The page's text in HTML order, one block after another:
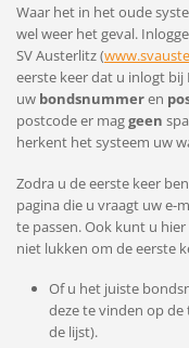
Waar het in het oude
wel weer het geval.
SV Austerlitz (
eerste keer dat u inlogt
uw bondsnummeren
postcode er maggeen
herkent het systeem uw
Zodra u de eerste keer
pagina die u vraagt uw e-
te passen. Ook kunt u
niet lukken om de eerste
Of u het juiste
deze te vinden op
de lijst).